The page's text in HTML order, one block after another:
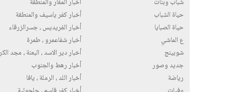
حياة الشباب
حياة الصبايا
ع الماشي
شوبينج
جديد وصور
رياضة
أخبار كفر ياسيف والمنطقة
أخبار الفريديس ، جسرالزرقاء
أخبار شفاعمرو ، طمرة
أخبار دير الاسد ، البعنة ، مجد
أخبار رهط والجنوب
أخبار اللد ، الرملة ، يافا